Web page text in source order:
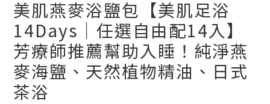
美肌燕麥浴鹽包【美肌足浴
14Days｜任選自由配14入】
芳療師推薦幫助入睡！純淨燕
麥海鹽、天然植物精油、日式
茶浴